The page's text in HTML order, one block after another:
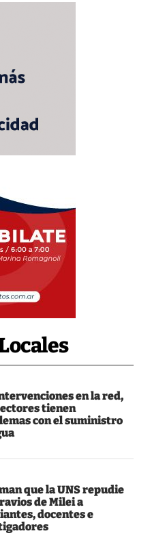
en la red,
tienen
con el suministro
que la UNS repudie
de Milei a
docentes e